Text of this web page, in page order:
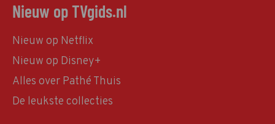
Nieuw op TVgids.nl
Nieuw op Netflix
Nieuw op Disney+
Alles over Pathé Thuis
De leukste collecties